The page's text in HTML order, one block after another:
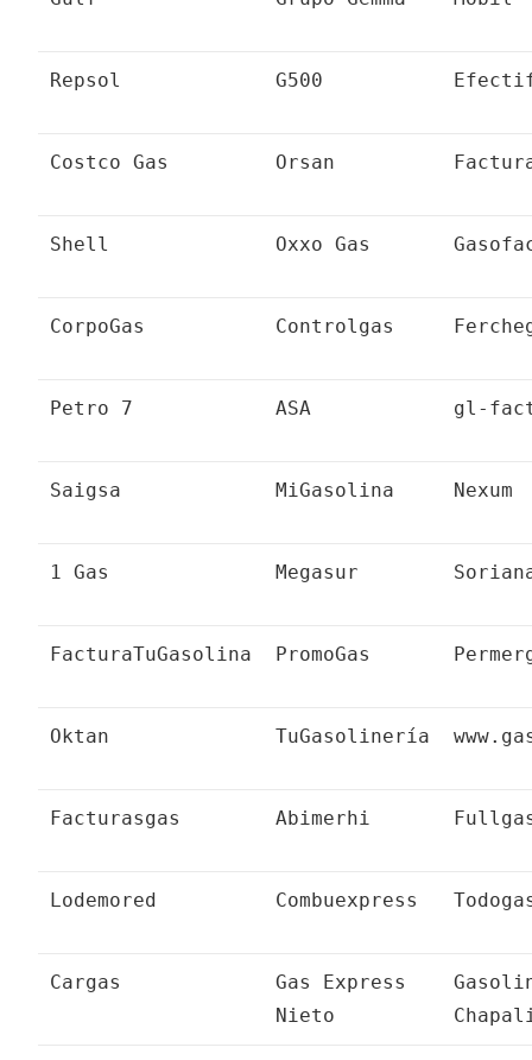
Repsol G500
Costco Gas Orsan
Shell Oxxo Gas
CorpoGas Controlgas
Petro 7 ASA gl-
Saigsa MiGasolina Nexum
1 Gas Megasur
FacturaTuGasolina PromoGas
Oktan TuGasolinería
Facturasgas Abimerhi
Lodemored Combuexpress
Cargas
Gas Express
Nieto